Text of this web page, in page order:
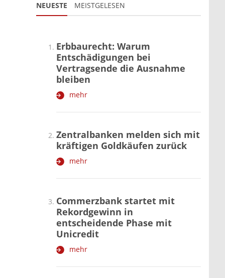
NEUESTE MEISTGELESEN
Erbbaurecht: Warum
Entschädigungen bei
Vertragsende die Ausnahme
bleiben
mehr
Zentralbanken melden sich mit
kräftigen Goldkäufen zurück
mehr
Commerzbank startet mit
Rekordgewinn in
entscheidende Phase mit
Unicredit
mehr